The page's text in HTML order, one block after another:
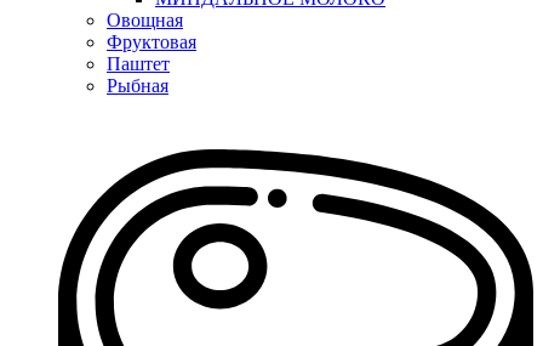
Овощная
Фруктовая
Паштет
Рыбная